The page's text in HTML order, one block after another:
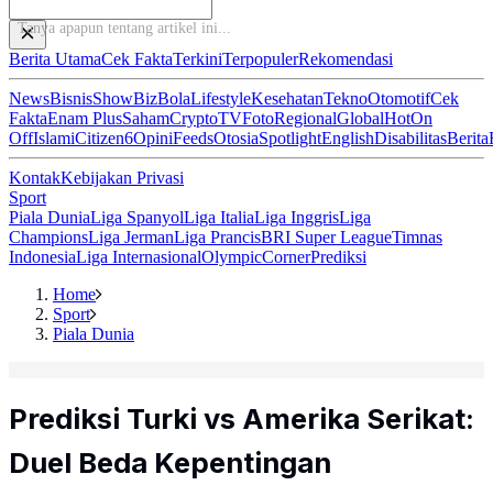
Ba
Berita UtamaCek FaktaTerkiniTerpopulerRekomendasi
NewsBisnisShowBizBolaLifestyleKesehatanTeknoOtomotifCek
FaktaEnam PlusSahamCryptoTVFotoRegionalGlobalHotOn
OffIslamiCitizen6OpiniFeedsOtosiaSpotlightEnglishDisabilitasBerita
KontakKebijakan Privasi
Sport
Piala DuniaLiga SpanyolLiga ItaliaLiga InggrisLiga
ChampionsLiga JermanLiga PrancisBRI Super LeagueTimnas
IndonesiaLiga InternasionalOlympicCornerPrediksi
Home
Sport
Piala Dunia
Prediksi Turki vs Amerika Serikat:
Duel Beda Kepentingan